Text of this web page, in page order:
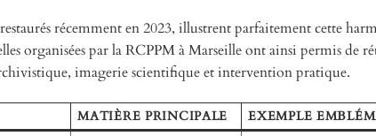
récemment en 2023, illustrent parfaitement cette
organisées par la RCPPM à Marseille ont ainsi permis de
imagerie scientifique et intervention pratique.
MATIÈRE PRINCIPALE
EXEMPLE